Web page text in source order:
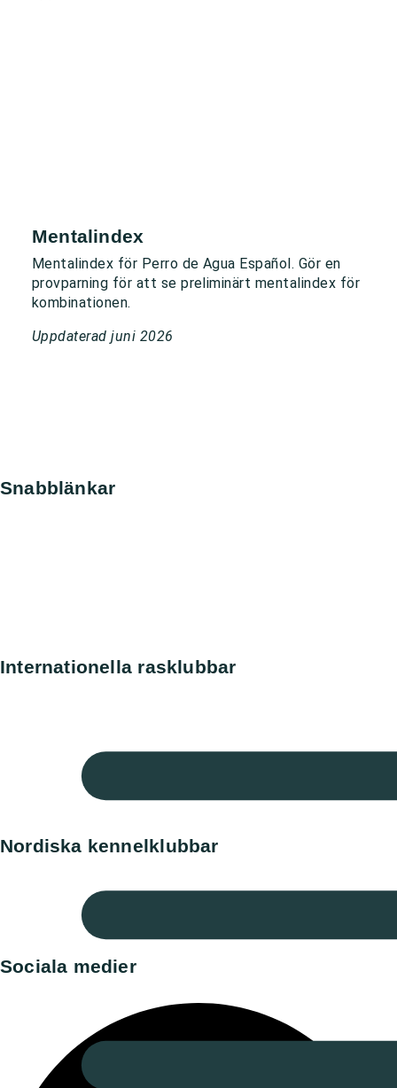
Mentalindex
Mentalindex för Perro de Agua Español. Gör en
provparning för att se preliminärt mentalindex för
kombinationen.
Uppdaterad juni 2026
Snabblänkar
Internationella rasklubbar
Norska Perroklubben
Spanska Perroklubben
Tyska Perroklubben
Nordiska kennelklubbar
Finska Hunddata
Norska Hunddata
Sociala medier​